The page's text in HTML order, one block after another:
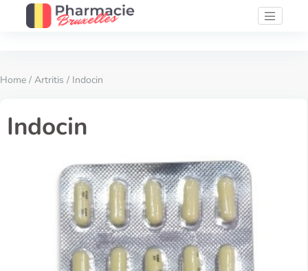
Home / Artritis / Indocin
Indocin